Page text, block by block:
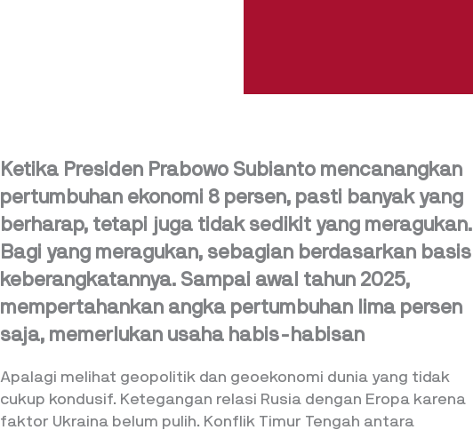
Ketika Presiden Prabowo Subianto mencanangkan
pertumbuhan ekonomi 8 persen, pasti banyak yang
berharap, tetapi juga tidak sedikit yang meragukan.
Bagi yang meragukan, sebagian berdasarkan basis
keberangkatannya. Sampai awal tahun 2025,
mempertahankan angka pertumbuhan lima persen
saja, memerlukan usaha habis-habisan
Apalagi melihat geopolitik dan geoekonomi dunia yang tidak
cukup kondusif. Ketegangan relasi Rusia dengan Eropa karena
faktor Ukraina belum pulih. Konflik Timur Tengah antara